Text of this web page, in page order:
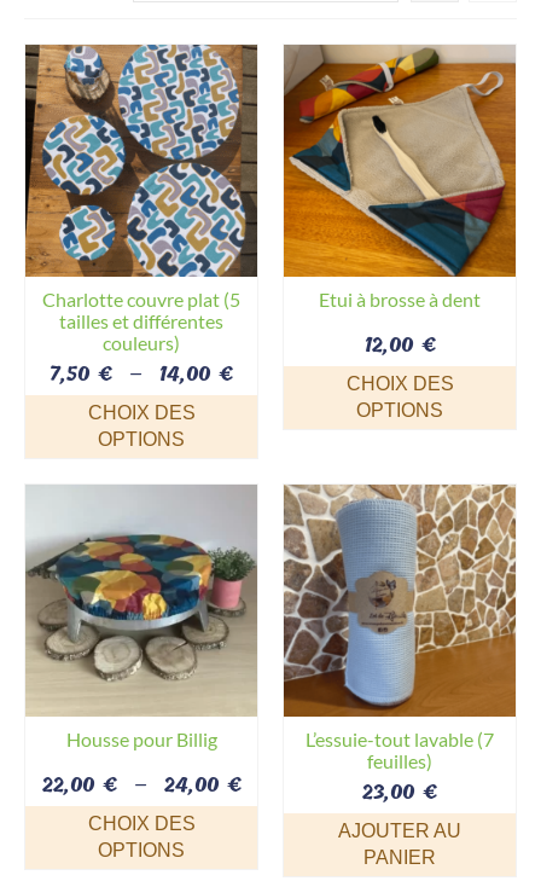
Charlotte couvre plat (5
tailles et différentes
couleurs)
7,50 € – 14,00 €Plage
de
prix :
7,50 €
à
14,00 €
CHOIX DES
OPTIONS
plusieurs
variations.
Les
options
peuvent
être
sur
page
du
produit
Etui à brosse à dent
12,00 €
CHOIX DES
OPTIONS
a
plusieurs
variations.
Les
options
peuvent
être
choisies
sur
la
page
du
produit
Housse pour Billig
22,00 € – 24,00 €Plage
de
22,00 €
CHOIX DES
OPTIONS
L’essuie-tout lavable (7
feuilles)
23,00 €
AJOUTER AU
PANIER